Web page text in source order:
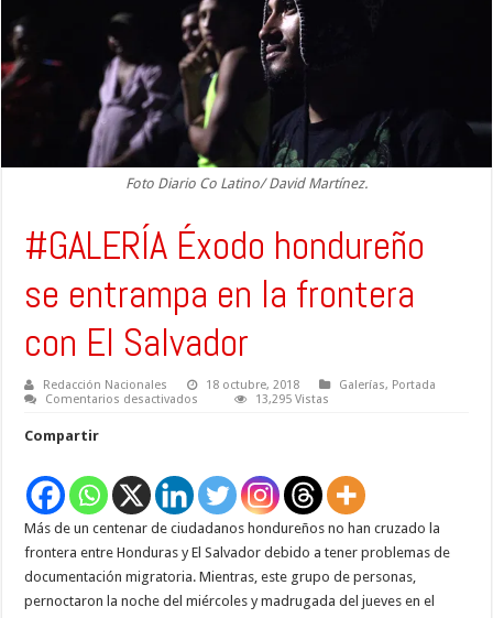
Foto Diario Co Latino/ David Martínez.
#GALERÍA Éxodo hondureño
se entrampa en la frontera
con El Salvador
Redacción Nacionales 18 octubre, 2018 Galerías, Portada
Comentarios desactivados
en
la
frontera
con
Salvador
13,295 Vistas
Compartir
Más de un centenar de ciudadanos hondureños no han cruzado la
frontera entre Honduras y El Salvador debido a tener problemas de
documentación migratoria. Mientras, este grupo de personas,
pernoctaron la noche del miércoles y madrugada del jueves en el